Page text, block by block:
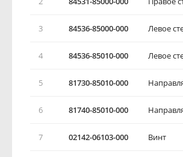
3 84536-85000-000
4 84536-85010-000
5 81730-85010-000
6 81740-85010-000
7 02142-06103-000 Винт